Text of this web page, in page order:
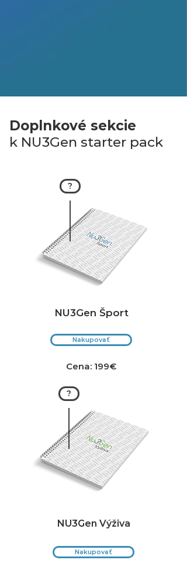
Doplnkové sekcie
k NU3Gen starter pack
?
NU3Gen Šport
Nakupovať
Cena: 199€
?
NU3Gen Výživa
Nakupovať